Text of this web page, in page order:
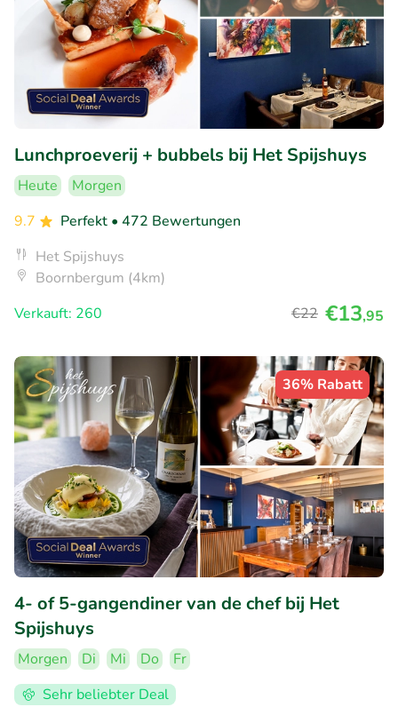
Lunchproeverij + bubbels bij Het Spijshuys
Heute
Morgen
9.7
Perfekt • 472 Bewertungen
Het Spijshuys
Boornbergum (4km)
Verkauft: 260
€22 €13,95
36% Rabatt
4- of 5-gangendiner van de chef bij Het
Spijshuys
Morgen Di Mi Do
Fr
Sehr beliebter Deal